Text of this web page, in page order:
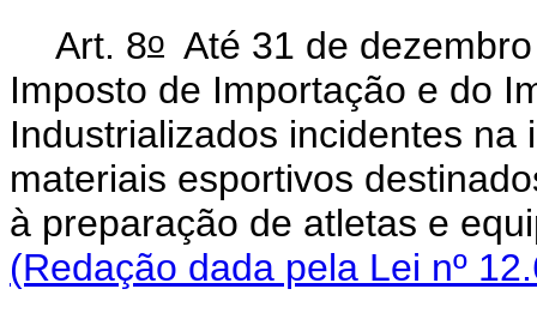
Art. 8o Até 31 de
Imposto de Importação e do
Industrializados incidentes
materiais esportivos
à preparação de
(Redação dada pela Lei nº